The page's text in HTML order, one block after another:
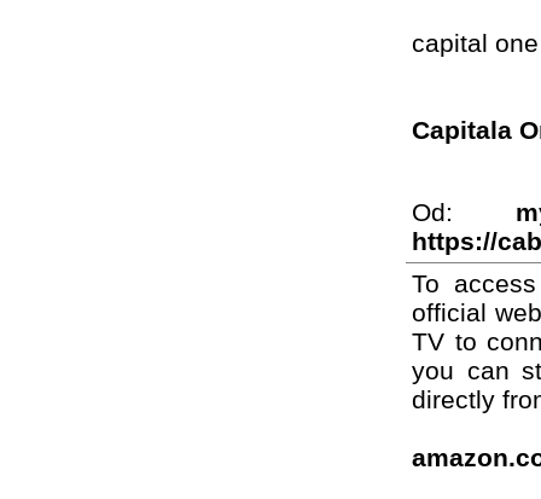
capital
Capitala
Od:
https://
To
official
TV to
you can
directly